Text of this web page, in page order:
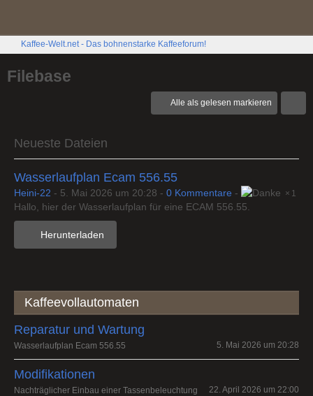
Kaffee-Welt.net - Das bohnenstarke Kaffeeforum!
Filebase
Alle als gelesen markieren
Neueste Dateien
Wasserlaufplan Ecam 556.55
Heini-22 - 5. Mai 2026 um 20:28 - 0 Kommentare - 1
Hallo, hier der Wasserlaufplan für eine ECAM 556.55.
Herunterladen
Kaffeevollautomaten
Reparatur und Wartung
Wasserlaufplan Ecam 556.55 5. Mai 2026 um 20:28
Modifikationen
Nachträglicher Einbau einer Tassenbeleuchtung 22. April 2026 um 22:00